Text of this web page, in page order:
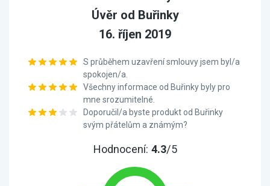
Úvěr od Buřinky
16. říjen 2019
S průběhem uzavření smlouvy jsem byl/a
spokojen/a.
Všechny informace od Buřinky byly pro
mne srozumitelné.
Doporučil/a byste produkt od Buřinky
svým přátelům a známým?
Hodnocení: 4.3/5